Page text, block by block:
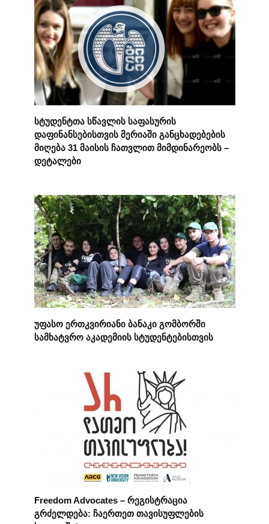
სტუდენტთა სწავლის საფასურის
დაფინანსებისთვის მერიაში განცხადებების
მიღება 31 მაისის ჩათვლით მიმდინარეობს –
დეტალები
უფასო ერთკვირიანი ბანაკი გომბორში
სამხატვრო აკადემიის სტუდენტებისთვის
Freedom Advocates – რეგისტრაცია
გრძელდება: ჩაერთეთ თავისუფლების